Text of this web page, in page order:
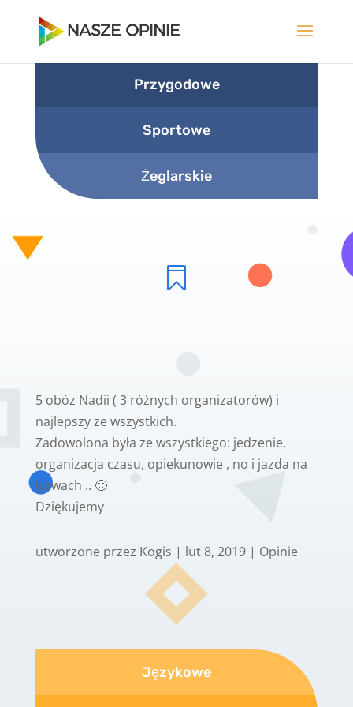
Przygodowe
Sportowe
Żeglarskie

5 obóz Nadii ( 3 różnych organizatorów) i
najlepszy ze wszystkich.
Zadowolona była ze wszystkiego: jedzenie,
organizacja czasu, opiekunowie , no i jazda na
łyżwach .. 🙂
Dziękujemy
utworzone przez Kogis | lut 8, 2019| Opinie
Językowe